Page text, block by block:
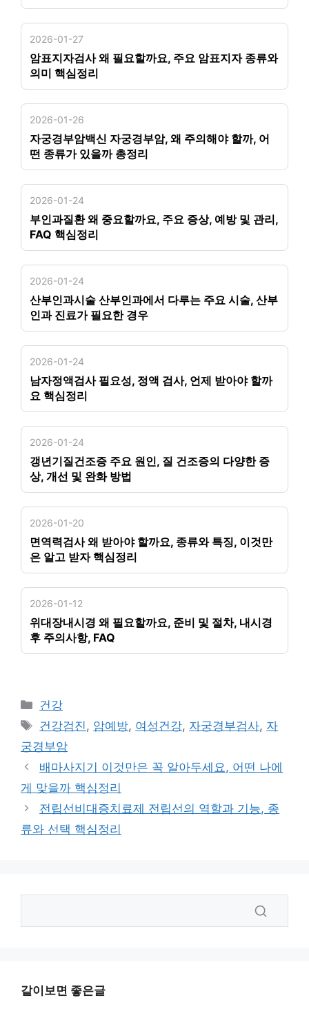
2026-01-27
암표지자검사 왜 필요할까요, 주요 암표지자 종류와
의미 핵심정리
2026-01-26
자궁경부암백신 자궁경부암, 왜 주의해야 할까, 어
떤 종류가 있을까 총정리
2026-01-24
부인과질환 왜 중요할까요, 주요 증상, 예방 및 관리,
FAQ 핵심정리
2026-01-24
산부인과시술 산부인과에서 다루는 주요 시술, 산부
인과 진료가 필요한 경우
2026-01-24
남자정액검사 필요성, 정액 검사, 언제 받아야 할까
요 핵심정리
2026-01-24
갱년기질건조증 주요 원인, 질 건조증의 다양한 증
상, 개선 및 완화 방법
2026-01-20
면역력검사 왜 받아야 할까요, 종류와 특징, 이것만
은 알고 받자 핵심정리
2026-01-12
위대장내시경 왜 필요할까요, 준비 및 절차, 내시경
후 주의사항, FAQ
카
테
리
건강
태
그
건강검진, 암예방, 여성건강, 자궁경부검사, 자
궁경부암
배마사지기 이것만은 꼭 알아두세요, 어떤 나에
게 맞을까 핵심정리
전립선비대증치료제 전립선의 역할과 기능, 종
류와 선택 핵심정리
같이보면 좋은글